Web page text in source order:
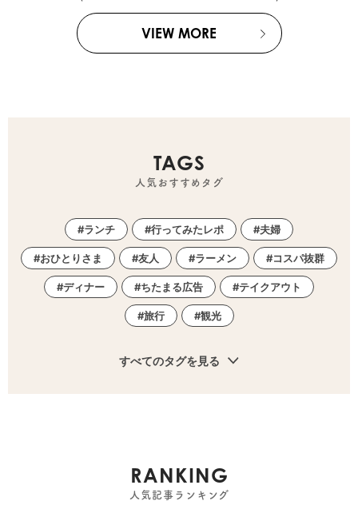
VIEW MORE
TAGS
人気おすすめタグ
ランチ 行ってみたレポ 夫婦
おひとりさま 友人 ラーメン コスパ抜群
ディナー ちたまる広告 テイクアウト
旅行 観光
すべてのタグを見る
RANKING
人気記事ランキング